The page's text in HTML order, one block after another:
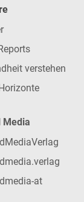
verstehen
Media
at